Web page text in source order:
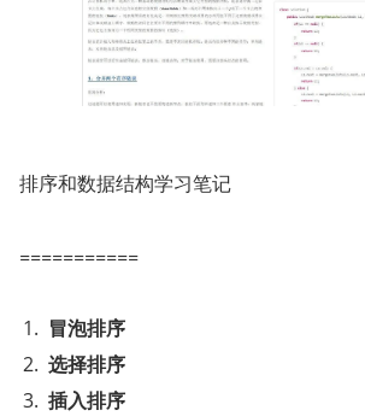
排序和数据结构学习笔记
===========
冒泡排序
选择排序
插入排序